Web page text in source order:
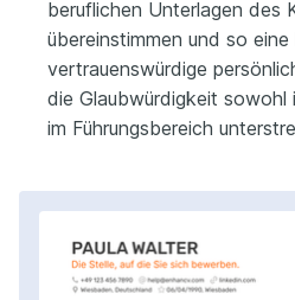
beruflichen Unterlagen des
übereinstimmen und so
vertrauenswürdige
die Glaubwürdigkeit sowohl
im Führungsbereich